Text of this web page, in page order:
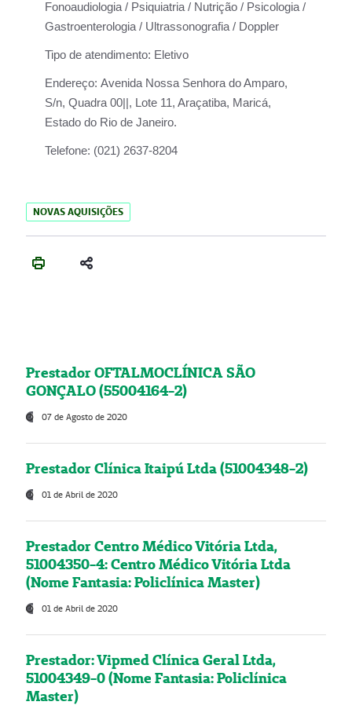
Fonoaudiologia / Psiquiatria / Nutrição / Psicologia /
Gastroenterologia / Ultrassonografia / Doppler
Tipo de atendimento: Eletivo
Endereço: Avenida Nossa Senhora do Amparo,
S/n, Quadra 00||, Lote 11, Araçatiba, Maricá,
Estado do Rio de Janeiro.
Telefone: (021) 2637-8204
NOVAS AQUISIÇÕES
Prestador OFTALMOCLÍNICA SÃO
GONÇALO (55004164-2)
07 de Agosto de 2020
Prestador Clínica Itaipú Ltda (51004348-2)
01 de Abril de 2020
Prestador Centro Médico Vitória Ltda,
51004350-4: Centro Médico Vitória Ltda
(Nome Fantasia: Policlínica Master)
01 de Abril de 2020
Prestador: Vipmed Clínica Geral Ltda,
51004349-0 (Nome Fantasia: Policlínica
Master)